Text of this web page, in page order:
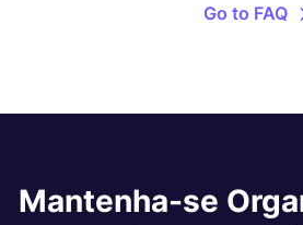
Go to FAQ
Mantenha-se